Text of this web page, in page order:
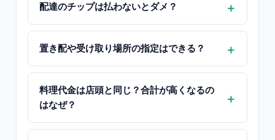
配達のチップは払わないとダメ？
置き配や受け取り場所の指定はできる？
料理代金は店頭と同じ？合計が高くなるの
はなぜ？